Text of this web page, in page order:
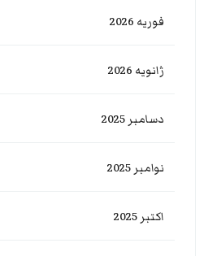
فوریه 2026
ژانویه 2026
دسامبر 2025
نوامبر 2025
اکتبر 2025